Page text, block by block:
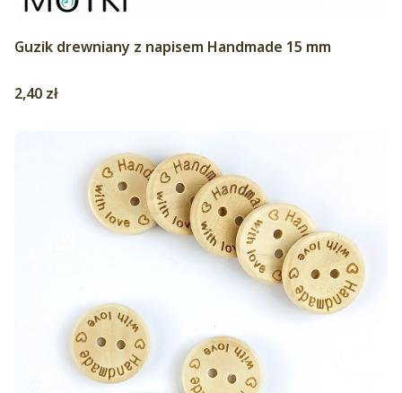
Guzik drewniany z napisem Handmade 15 mm
Cena
2,40 zł